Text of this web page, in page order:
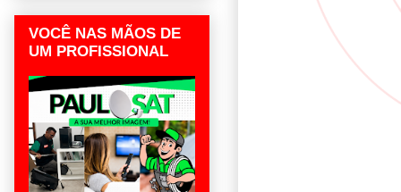
VOCÊ NAS MÃOS DE
UM PROFISSIONAL